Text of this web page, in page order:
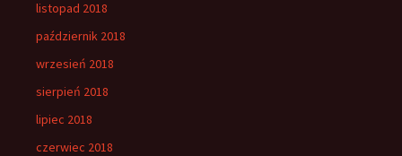
listopad 2018
październik 2018
wrzesień 2018
sierpień 2018
lipiec 2018
czerwiec 2018